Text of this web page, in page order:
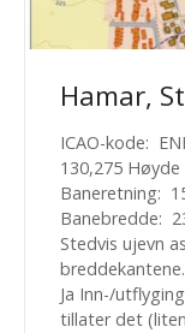
Hamar,
ICAO-kode:
130,275
Baneretning:
Banebredde:
Stedvis ujevn
Ja Inn-/
tillater det